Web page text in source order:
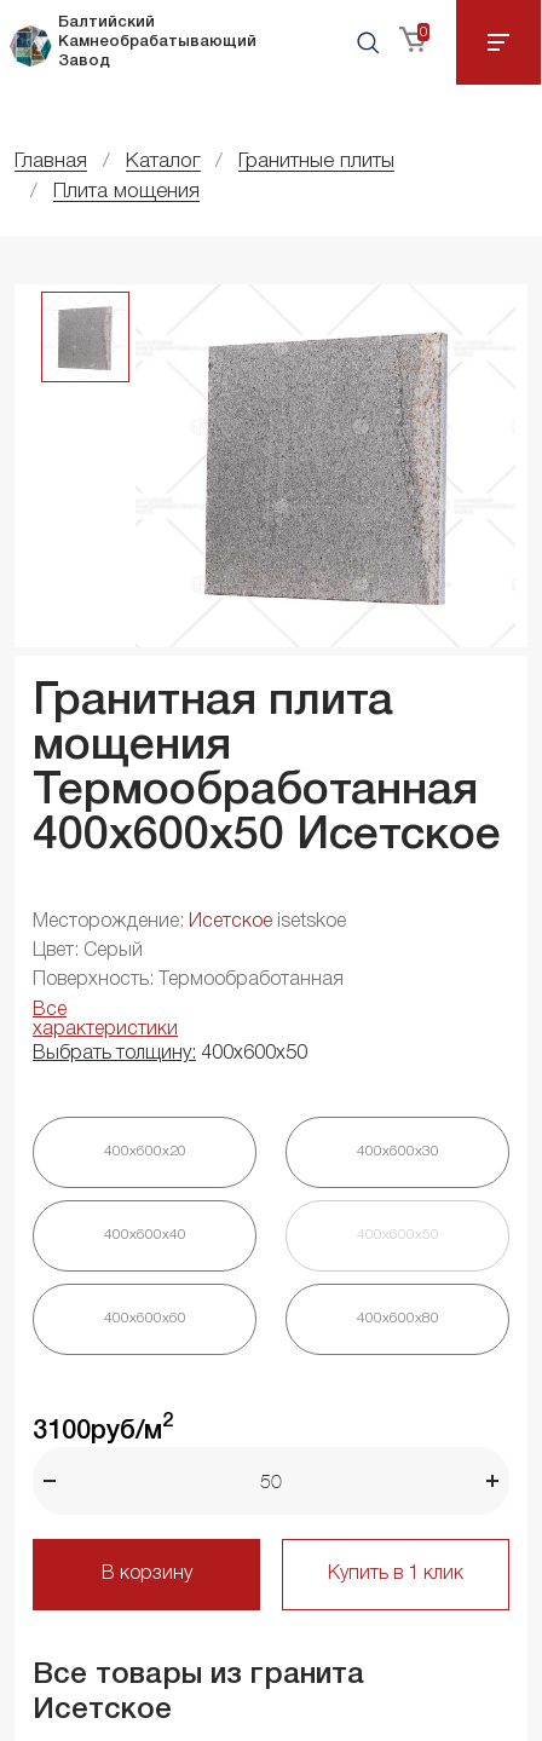
Балтийский
Камнеобрабатывающий
Завод
0
Главная Каталог
Гранитные плиты
Плита мощения
Гранитная плита
мощения
Термообработанная
400x600x50 Исетское
Месторождение: Исетское isetskoe
Цвет: Серый
Поверхность: Термообработанная
Все
характеристики
Выбрать толщину: 400х600х50
400х600х20 400х600х30
400х600х40 400х600х50
400х600х60 400х600х80
3100руб/м2
В корзину Купить в 1 клик
Все товары из гранита
Исетское